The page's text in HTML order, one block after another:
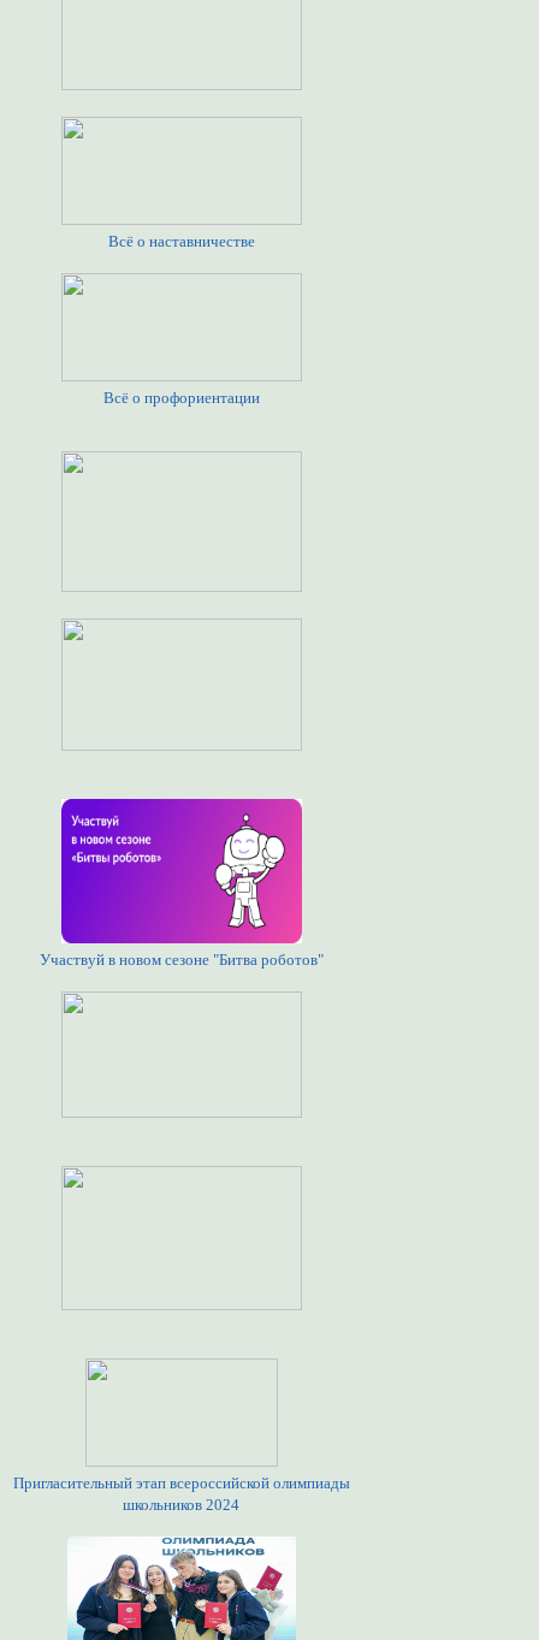
Всё о наставничестве
Всё о профориентации
Участвуй в новом сезоне "Битва роботов"
Пригласительный этап всероссийской олимпиады
школьников 2024